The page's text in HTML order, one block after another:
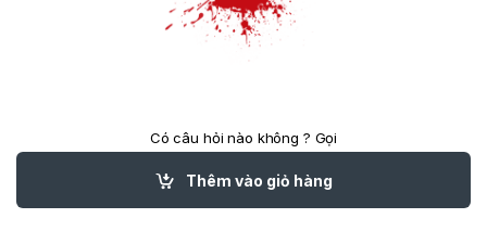
Thêm vào giỏ hàng
Có câu hỏi nào không ? Gọi
cho chúng tôi 24/7!
(84)824039788